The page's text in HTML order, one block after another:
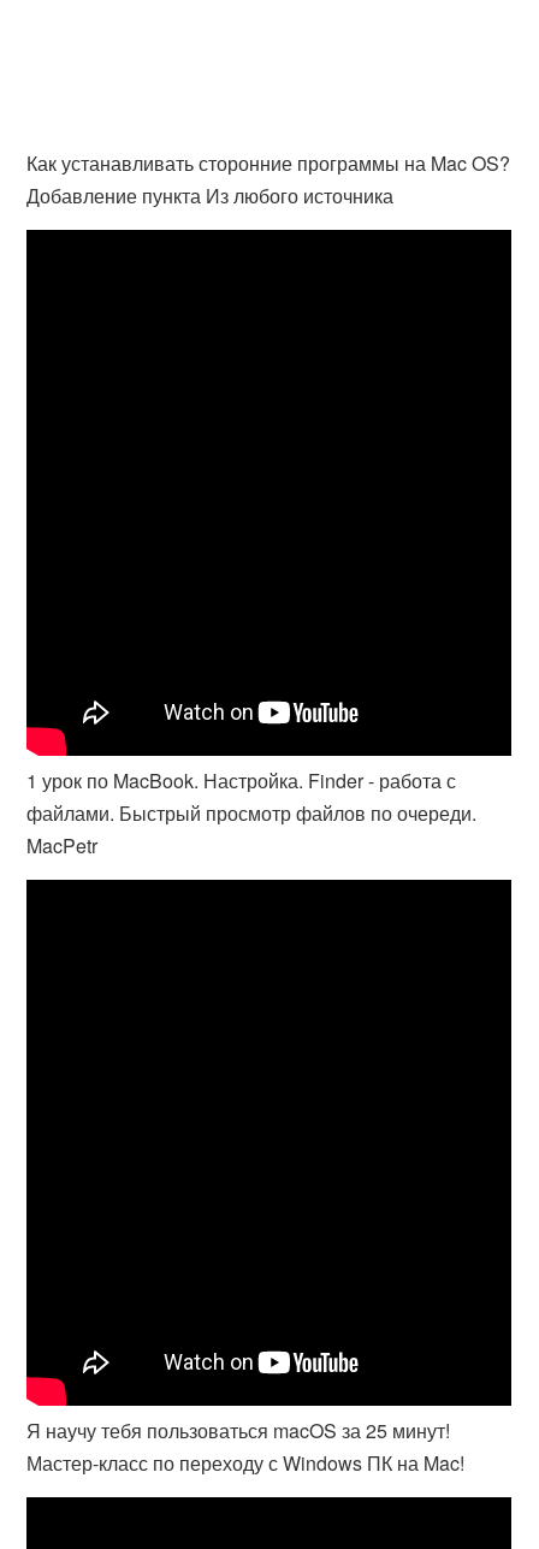
Как устанавливать сторонние программы на Mac OS?
Добавление пункта Из любого источника
1 урок по MacBook. Настройка. Finder - работа с
файлами. Быстрый просмотр файлов по очереди.
MacPetr
Я научу тебя пользоваться macOS за 25 минут!
Мастер-класс по переходу с Windows ПК на Mac!